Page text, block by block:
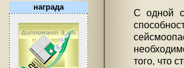
награда
С одной
того, что